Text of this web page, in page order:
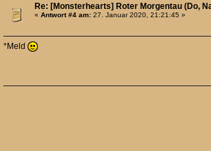
Re: [Monsterhearts] Roter Morgentau (Do,
«Antwort #4 am: 27. Januar 2020, 21:21:45 »
*Meld